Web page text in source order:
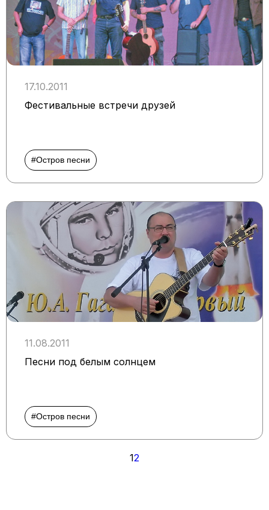
17.10.2011
Фестивальные встречи друзей
#Остров песни
11.08.2011
Песни под белым солнцем
#Остров песни
12